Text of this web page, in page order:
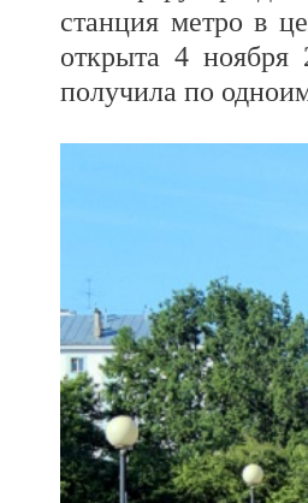
станция метро в
открыта 4 ноября
получила по